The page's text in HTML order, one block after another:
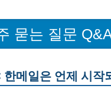
묻는 질문
한메일은 언제 시작